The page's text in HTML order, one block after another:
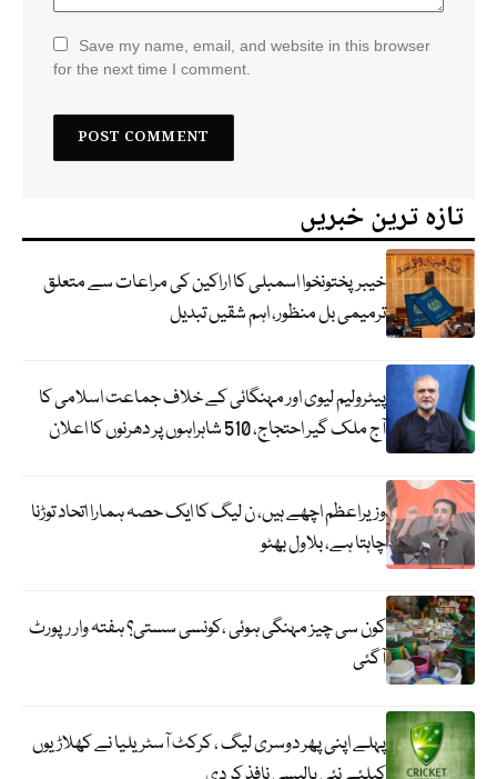
Save my name, email, and website in this browser
for the next time I comment.
تازہ ترین خبریں
خیبرپختونخوا اسمبلی کا اراکین کی مراعات سے متعلق
ترمیمی بل منظور، اہم شقیں تبدیل
پیٹرولیم لیوی اور مہنگائی کے خلاف جماعت اسلامی کا
آج ملک گیر احتجاج، 510 شاہراہوں پر دھرنوں کا اعلان
وزیراعظم اچھے ہیں، ن لیگ کا ایک حصہ ہمارا اتحاد توڑنا
چاہتا ہے، بلاول بھٹو
کون سی چیز مہنگی ہوئی ،کونسی سستی؟ ہفتہ وار رپورٹ
آگئی
پہلے اپنی پھر دوسری لیگ ، کرکٹ آسٹریلیا نے کھلاڑیوں